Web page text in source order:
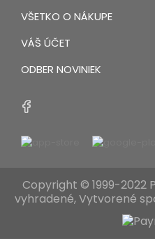
VŠETKO O NÁKUPE
VÁŠ ÚČET
ODBER NOVINIEK
Copyright © 1999-2022
vyhradené, Vytvorené